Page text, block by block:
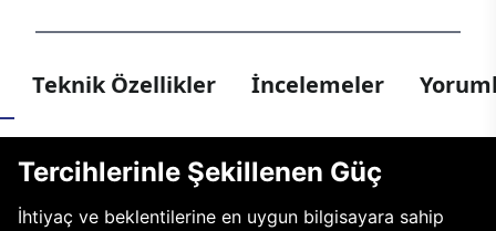
Teknik Özellikler İncelemeler
Tercihlerinle Şekillenen Güç
İhtiyaç ve beklentilerine en uygun bilgisayara sahip